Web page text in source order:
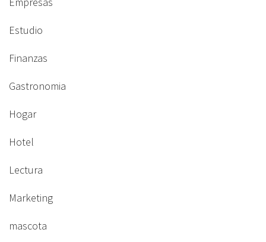
Estudio
Finanzas
Gastronomia
Hogar
Hotel
Lectura
Marketing
mascota